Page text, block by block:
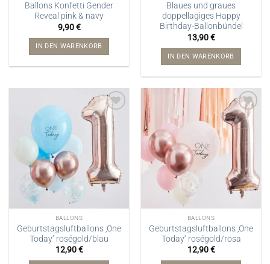
Ballons Konfetti Gender
Reveal pink & navy
9,90€
IN DEN WARENKORB
Blaues und graues
doppellagiges Happy
Birthday-Ballonbündel
13,90€
IN DEN WARENKORB
BALLONS
Geburtstagsluftballons ‚One
Today‘ roségold/blau
12,90€
BALLONS
Geburtstagsluftballons ‚One
Today‘ roségold/rosa
12,90€